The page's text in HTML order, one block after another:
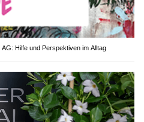
Hilfe und Perspektiven im Alltag